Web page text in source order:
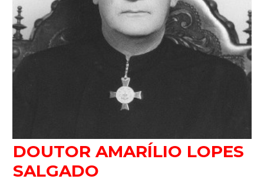
DOUTOR AMARÍLIO LOPES
SALGADO
Newsletter.
Assine e receba os conteúdos no seu e-mail.
Desenvolvido por SendPulse